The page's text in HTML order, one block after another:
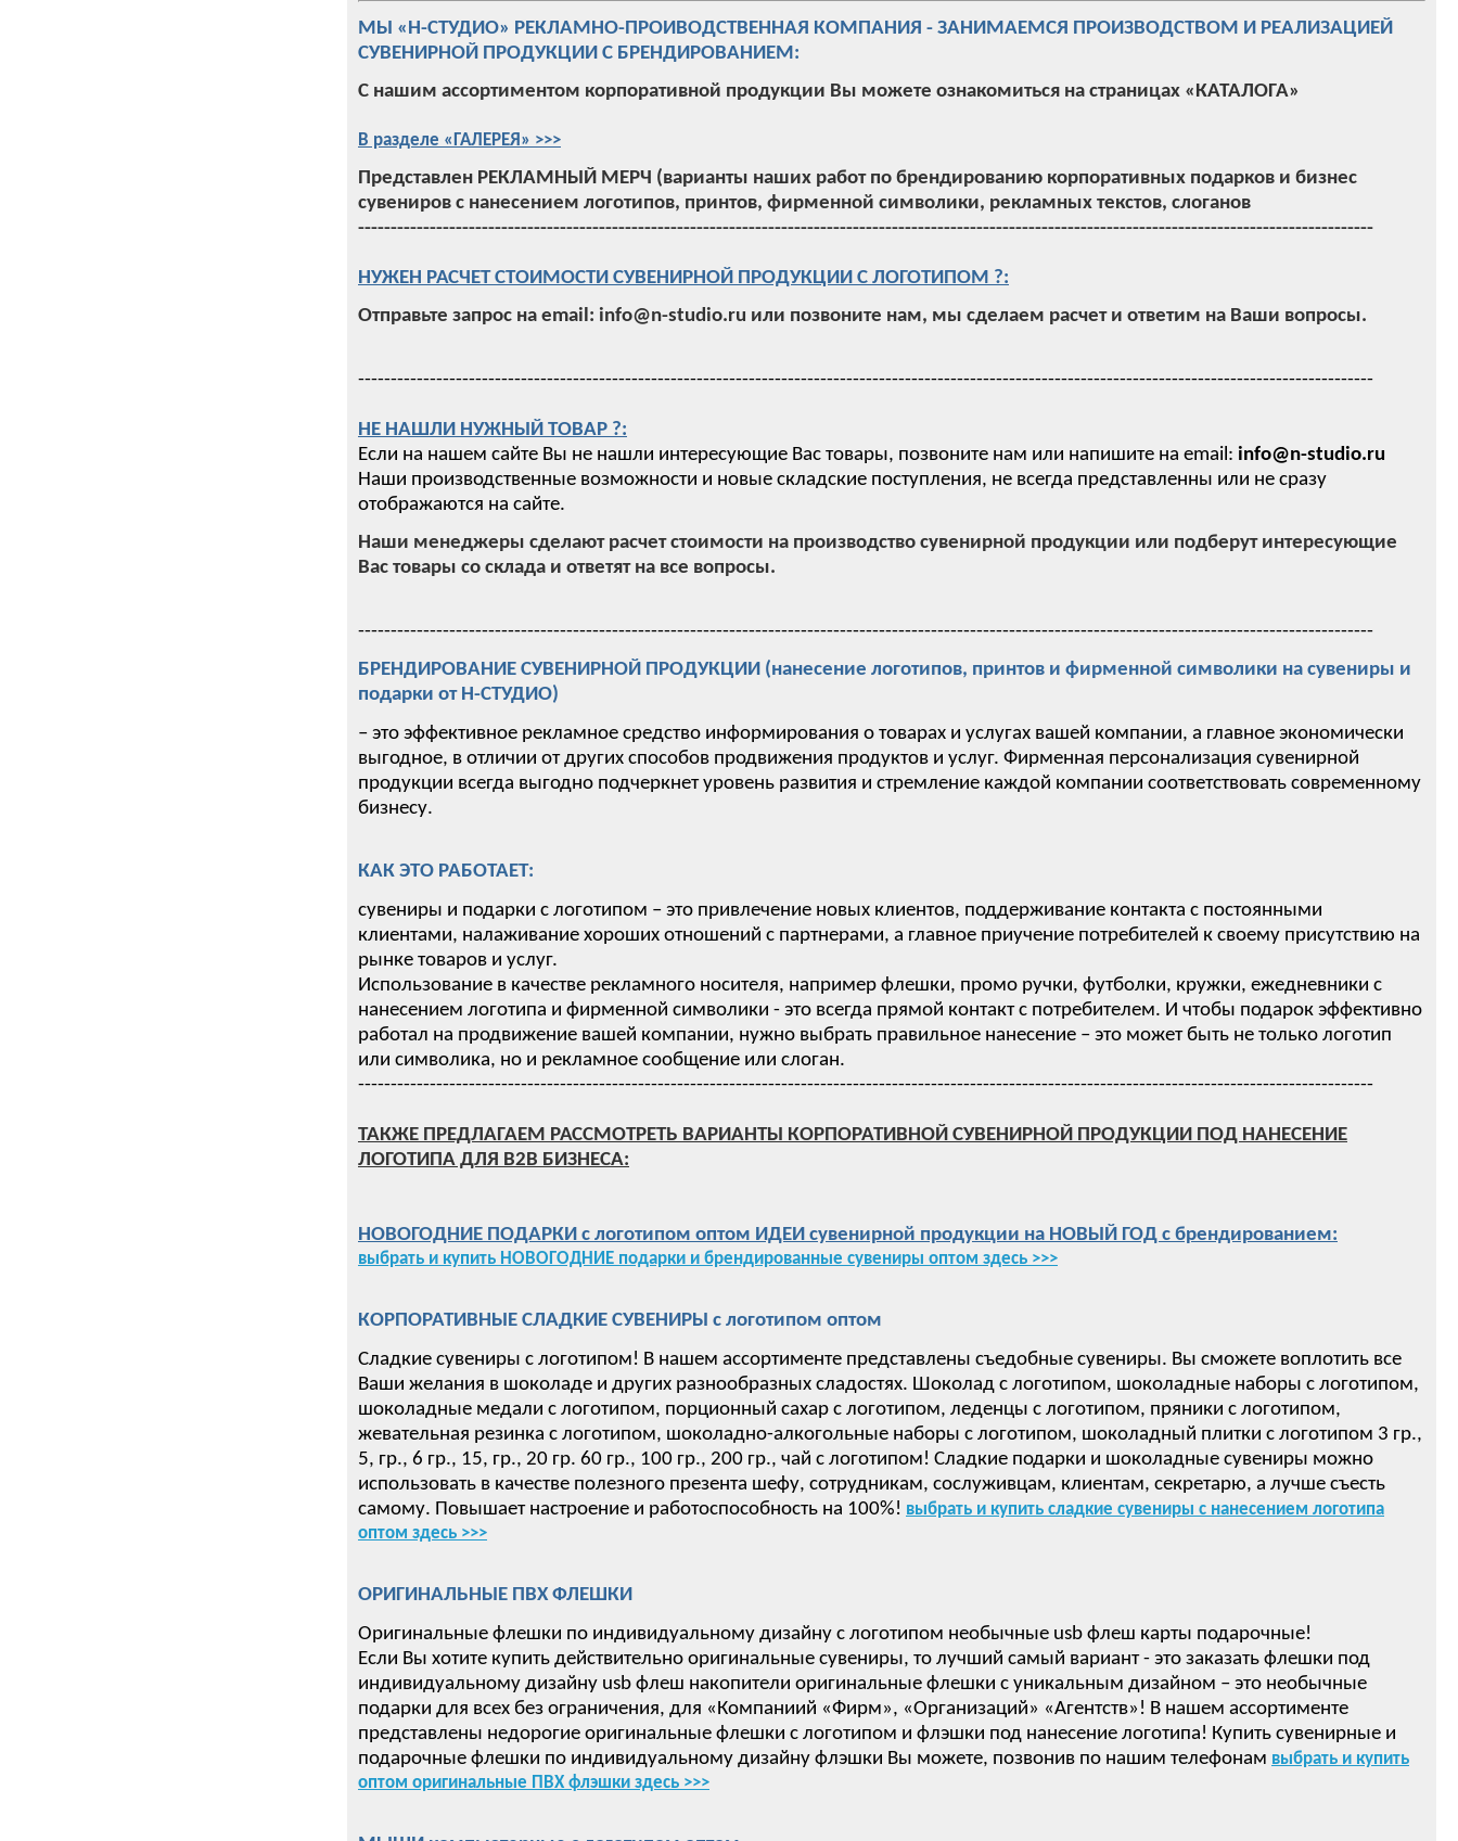
МЫ «Н-СТУДИО» РЕКЛАМНО-ПРОИВОДСТВЕННАЯ КОМПАНИЯ - ЗАНИМАЕМСЯ ПРОИЗВОДСТВОМ И РЕАЛИЗАЦИЕЙ
СУВЕНИРНОЙ ПРОДУКЦИИ С БРЕНДИРОВАНИЕМ:
С нашим ассортиментом корпоративной продукции Вы можете ознакомиться на страницах «КАТАЛОГА»
В разделе «ГАЛЕРЕЯ» >>>
Представлен РЕКЛАМНЫЙ МЕРЧ (варианты наших работ по брендированию корпоративных подарков и бизнес
сувениров с нанесением логотипов, принтов, фирменной символики, рекламных текстов, слоганов
------------------------------------------------------------------------------------------------------------------------------------------------------------
НУЖЕН РАСЧЕТ СТОИМОСТИ СУВЕНИРНОЙ ПРОДУКЦИИ С ЛОГОТИПОМ ?:
Отправьте запрос на email: info@n-studio.ru или позвоните нам, мы сделаем расчет и ответим на Ваши вопросы.
------------------------------------------------------------------------------------------------------------------------------------------------------------
НЕ НАШЛИ НУЖНЫЙ ТОВАР ?:
Если на нашем сайте Вы не нашли интересующие Вас товары, позвоните нам или напишите на email: info@n-studio.ru
Наши производственные возможности и новые складские поступления, не всегда представленны или не сразу
отображаются на сайте.
Наши менеджеры сделают расчет стоимости на производство сувенирной продукции или подберут интересующие
Вас товары со склада и ответят на все вопросы.
------------------------------------------------------------------------------------------------------------------------------------------------------------
БРЕНДИРОВАНИЕ СУВЕНИРНОЙ ПРОДУКЦИИ (нанесение логотипов, принтов и фирменной символики на сувениры и
подарки от Н-СТУДИО)
– это эффективное рекламное средство информирования о товарах и услугах вашей компании, а главное экономически
выгодное, в отличии от других способов продвижения продуктов и услуг. Фирменная персонализация сувенирной
продукции всегда выгодно подчеркнет уровень развития и стремление каждой компании соответствовать современному
бизнесу.
КАК ЭТО РАБОТАЕТ:
сувениры и подарки с логотипом – это привлечение новых клиентов, поддерживание контакта с постоянными
клиентами, налаживание хороших отношений с партнерами, а главное приучение потребителей к своему присутствию на
рынке товаров и услуг.
Использование в качестве рекламного носителя, например флешки, промо ручки, футболки, кружки, ежедневники с
нанесением логотипа и фирменной символики - это всегда прямой контакт с потребителем. И чтобы подарок эффективно
работал на продвижение вашей компании, нужно выбрать правильное нанесение – это может быть не только логотип
или символика, но и рекламное сообщение или слоган.
------------------------------------------------------------------------------------------------------------------------------------------------------------
ТАКЖЕ ПРЕДЛАГАЕМ РАССМОТРЕТЬ ВАРИАНТЫ КОРПОРАТИВНОЙ СУВЕНИРНОЙ ПРОДУКЦИИ ПОД НАНЕСЕНИЕ
ЛОГОТИПА ДЛЯ B2B БИЗНЕСА:
НОВОГОДНИЕ ПОДАРКИ с логотипом оптом ИДЕИ сувенирной продукции на НОВЫЙ ГОД с брендированием:
выбрать и купить НОВОГОДНИЕ подарки и брендированные сувениры оптом здесь >>>
КОРПОРАТИВНЫЕ СЛАДКИЕ СУВЕНИРЫ с логотипом оптом
Сладкие сувениры с логотипом! В нашем ассортименте представлены съедобные сувениры. Вы сможете воплотить все
Ваши желания в шоколаде и других разнообразных сладостях. Шоколад с логотипом, шоколадные наборы с логотипом,
шоколадные медали с логотипом, порционный сахар с логотипом, леденцы с логотипом, пряники с логотипом,
жевательная резинка с логотипом, шоколадно-алкогольные наборы с логотипом, шоколадный плитки с логотипом 3 гр.,
5, гр., 6 гр., 15, гр., 20 гр. 60 гр., 100 гр., 200 гр., чай с логотипом! Сладкие подарки и шоколадные сувениры можно
использовать в качестве полезного презента шефу, сотрудникам, сослуживцам, клиентам, секретарю, а лучше съесть
самому. Повышает настроение и работоспособность на 100%! выбрать и купить сладкие сувениры с нанесением логотипа
оптом здесь >>>
ОРИГИНАЛЬНЫЕ ПВХ ФЛЕШКИ
Оригинальные флешки по индивидуальному дизайну с логотипом необычные usb флеш карты подарочные!
Если Вы хотите купить действительно оригинальные сувениры, то лучший самый вариант - это заказать флешки под
индивидуальному дизайну usb флеш накопители оригинальные флешки с уникальным дизайном – это необычные
подарки для всех без ограничения, для «Компаниий «Фирм», «Организаций» «Агентств»! В нашем ассортименте
представлены недорогие оригинальные флешки с логотипом и флэшки под нанесение логотипа! Купить сувенирные и
подарочные флешки по индивидуальному дизайну флэшки Вы можете, позвонив по нашим телефонам выбрать и купить
оптом оригинальные ПВХ флэшки здесь >>>